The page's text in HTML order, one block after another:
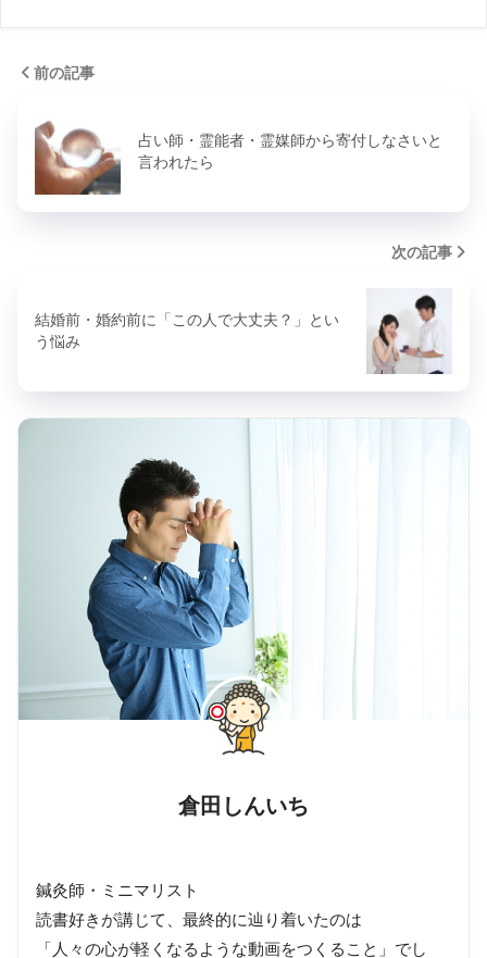
前の記事
占い師・霊能者・霊媒師から寄付しなさいと
言われたら
次の記事
結婚前・婚約前に「この人で大丈夫？」とい
う悩み
倉田しんいち
鍼灸師・ミニマリスト
読書好きが講じて、最終的に辿り着いたのは
「人々の心が軽くなるような動画をつくること」でし